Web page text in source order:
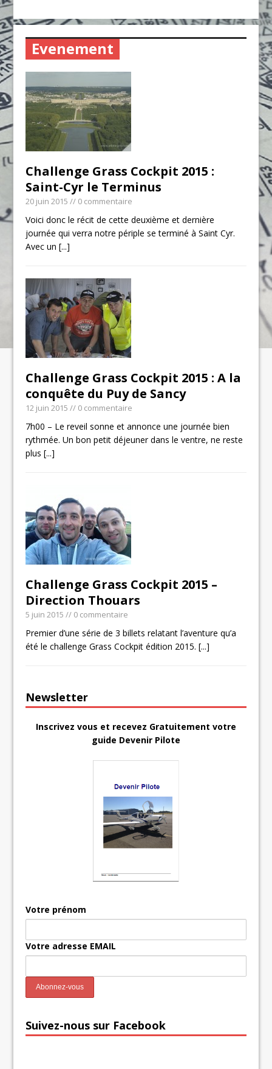
Evenement
Challenge Grass Cockpit 2015 :
Saint-Cyr le Terminus
20 juin 2015 // 0 commentaire
Voici donc le récit de cette deuxième et dernière
journée qui verra notre périple se terminé à Saint Cyr.
Avec un[...]
Challenge Grass Cockpit 2015 : A la
conquête du Puy de Sancy
12 juin 2015 // 0 commentaire
7h00 – Le reveil sonne et annonce une journée bien
rythmée. Un bon petit déjeuner dans le ventre, ne reste
plus[...]
Challenge Grass Cockpit 2015 –
Direction Thouars
5 juin 2015 // 0 commentaire
Premier d’une série de 3 billets relatant l’aventure qu’a
été le challenge Grass Cockpit édition 2015.[...]
Newsletter
Inscrivez vous et recevez Gratuitement votre
guide Devenir Pilote
Votre prénom
Votre adresse EMAIL
Suivez-nous sur Facebook